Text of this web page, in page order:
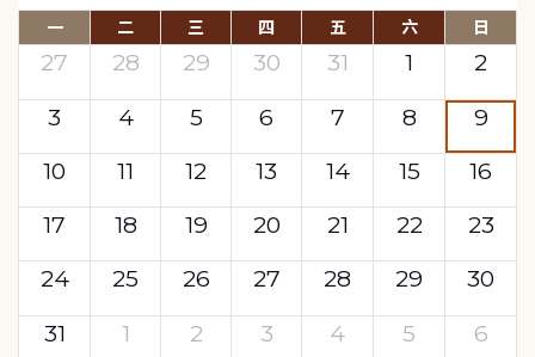
一 二 三 四 五 六 日
27 28 29 30 31 1
2
3
4 5 6 7 8
9
10
11 12 13 14 15
16
17
18 19 20 21 22
23
24
25 26 27 28 29
30
31
1 2 3 4 5 6